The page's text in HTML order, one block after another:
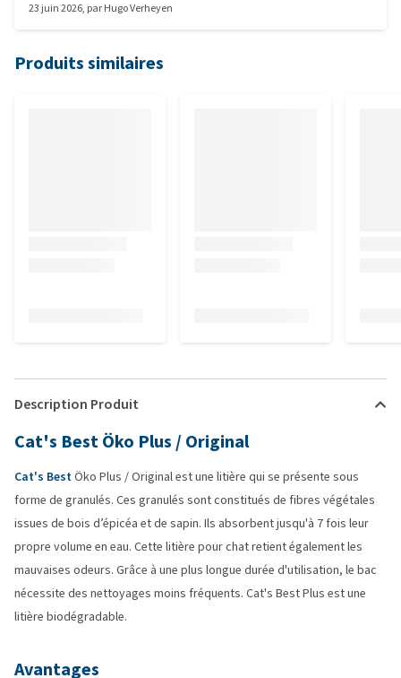
23 juin 2026, parHugo Verheyen
Produits similaires
Description Produit
Cat's Best Öko Plus / Original
Cat's BestÖko Plus / Original est une litière qui se présente sous
forme de granulés. Ces granulés sont constitués de fibres végétales
issues de bois d’épicéa et de sapin. Ils absorbent jusqu'à 7 fois leur
propre volume en eau. Cette litière pour chat retient également les
mauvaises odeurs. Grâce à une plus longue durée d'utilisation, le bac
nécessite des nettoyages moins fréquents. Cat's Best Plus est une
litière biodégradable.
Avantages